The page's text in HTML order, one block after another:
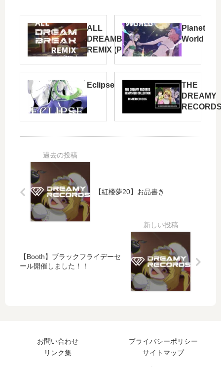
ALL
DREAMBREAK
REMIX (Phase.
Planet
World
Eclipse
THE
DREAMY
【紅楼夢20】お品書き
【Booth】ブラックフライデーセ
ール開催しました！！
お問い合わせ
プライバシーポリシー
リンク集
サイトマップ